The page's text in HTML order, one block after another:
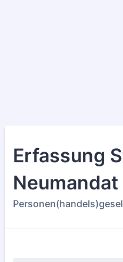
Erfassung
Neumandat